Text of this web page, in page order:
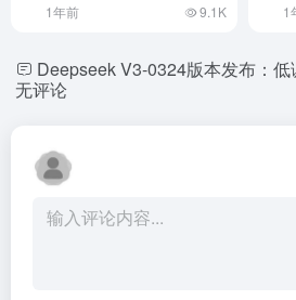
1年前 9.1K 1
Deepseek V3-0324版本发布：
无评论